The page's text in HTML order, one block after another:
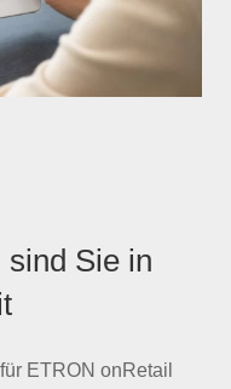
Sie in
ETRON onRetail